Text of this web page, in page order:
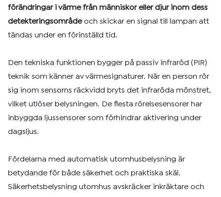
förändringar i värme från människor eller djur inom dess
detekteringsområdeoch skickar en signal till lampan att
tändas under en förinställd tid.
Den tekniska funktionen bygger på passiv infraröd (PIR)
teknik som känner av värmesignaturer. När en person rör
sig inom sensorns räckvidd bryts det infraröda mönstret,
vilket utlöser belysningen. De flesta rörelsesensorer har
inbyggda ljussensorer som förhindrar aktivering under
dagsljus.
Fördelarna med automatisk utomhusbelysning är
betydande för både säkerhet och praktiska skäl.
Säkerhetsbelysning utomhus avskräcker inkräktare och